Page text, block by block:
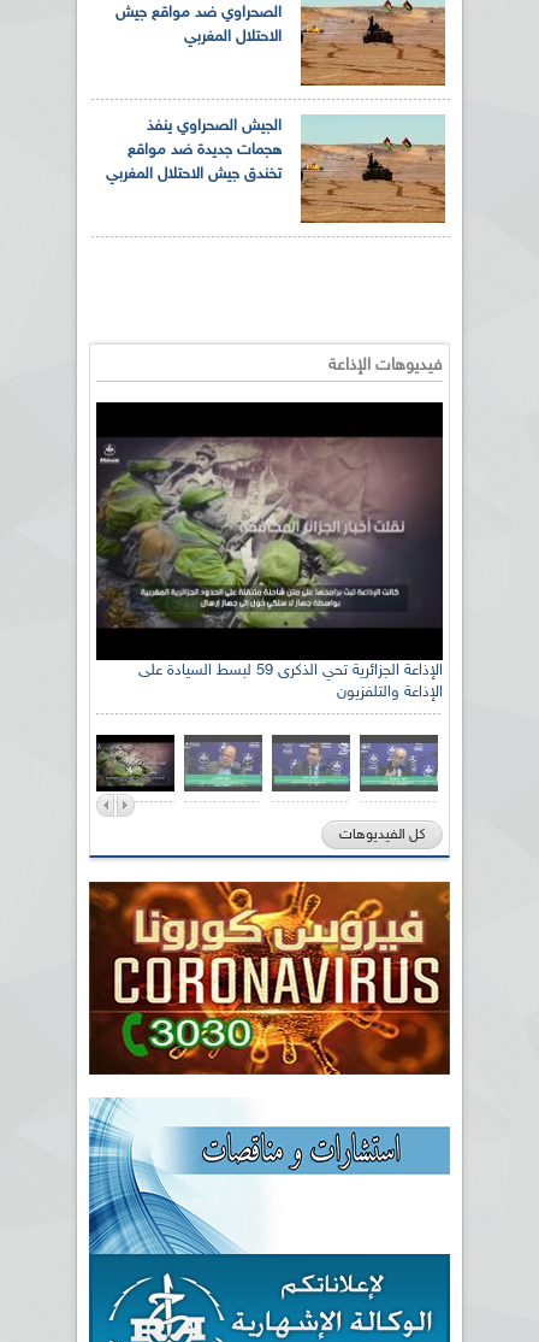
الصحراوي ضد مواقع جيش
الاحتلال المغربي
الجيش الصحراوي ينفذ
هجمات جديدة ضد مواقع
تخندق جيش الاحتلال المغربي
فيديوهات الإذاعة
الإذاعة الجزائرية تحي الذكرى 59 لبسط السيادة على
الإذاعة والتلفزيون
كل الفيديوهات